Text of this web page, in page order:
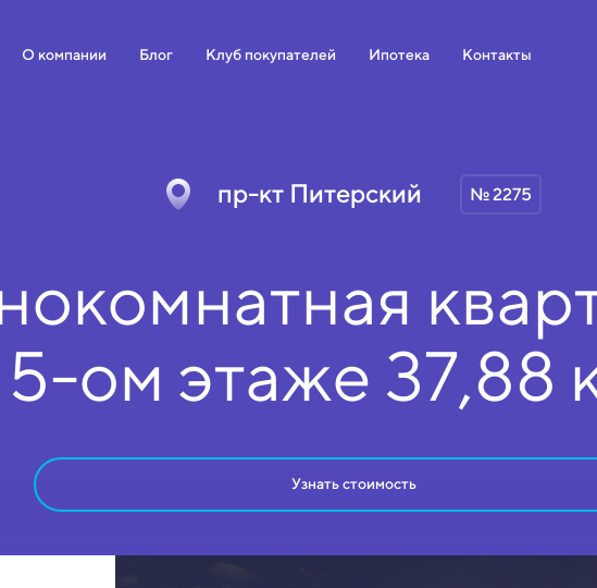
О компании Блог Клуб покупателей Ипотека Контакты
пр-кт Питерский № 2275
5-ом этаже 37,88
Узнать стоимость